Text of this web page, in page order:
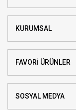
KURUMSAL
FAVORİ ÜRÜNLER
SOSYAL MEDYA